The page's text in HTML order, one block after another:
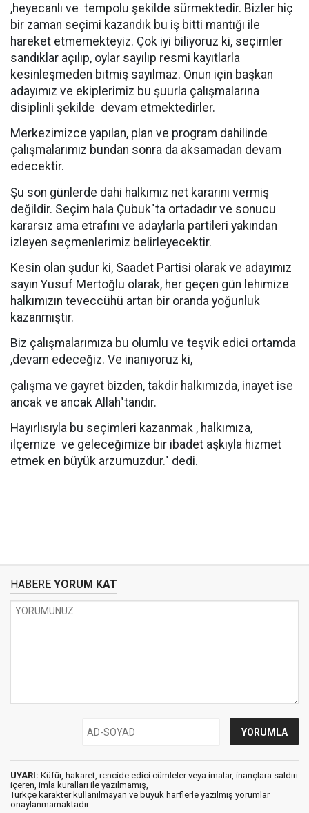
,heyecanlı ve tempolu şekilde sürmektedir. Bizler hiç
bir zaman seçimi kazandık bu iş bitti mantığı ile
hareket etmemekteyiz. Çok iyi biliyoruz ki, seçimler
sandıklar açılıp, oylar sayılıp resmi kayıtlarla
kesinleşmeden bitmiş sayılmaz. Onun için başkan
adayımız ve ekiplerimiz bu şuurla çalışmalarına
disiplinli şekilde devam etmektedirler.
Merkezimizce yapılan, plan ve program dahilinde
çalışmalarımız bundan sonra da aksamadan devam
edecektir.
Şu son günlerde dahi halkımız net kararını vermiş
değildir. Seçim hala Çubuk"ta ortadadır ve sonucu
kararsız ama etrafını ve adaylarla partileri yakından
izleyen seçmenlerimiz belirleyecektir.
Kesin olan şudur ki, Saadet Partisi olarak ve adayımız
sayın Yusuf Mertoğlu olarak, her geçen gün lehimize
halkımızın teveccühü artan bir oranda yoğunluk
kazanmıştır.
Biz çalışmalarımıza bu olumlu ve teşvik edici ortamda
,devam edeceğiz. Ve inanıyoruz ki,
çalışma ve gayret bizden, takdir halkımızda, inayet ise
ancak ve ancak Allah"tandır.
Hayırlısıyla bu seçimleri kazanmak , halkımıza,
ilçemize ve geleceğimize bir ibadet aşkıyla hizmet
etmek en büyük arzumuzdur." dedi.
HABERE YORUM KAT
UYARI: Küfür, hakaret, rencide edici cümleler veya imalar, inançlara saldırı
içeren, imla kuralları ile yazılmamış,
Türkçe karakter kullanılmayan ve büyük harflerle yazılmış yorumlar
onaylanmamaktadır.